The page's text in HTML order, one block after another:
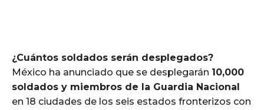
¿Cuántos soldados serán desplegados?
México ha anunciado que se desplegarán 10,000
soldados y miembros de la Guardia Nacional
en 18 ciudades de los seis estados fronterizos con